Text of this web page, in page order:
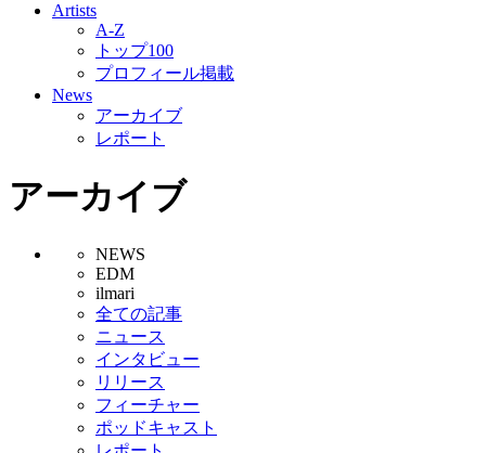
Artists
A-Z
トップ100
プロフィール掲載
News
アーカイブ
レポート
アーカイブ
NEWS
EDM
ilmari
全ての記事
ニュース
インタビュー
リリース
フィーチャー
ポッドキャスト